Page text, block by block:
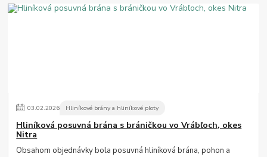
03.02.2026 Hliníkové brány a hliníkové ploty
Hliníková posuvná brána s bráničkou vo Vrábľoch, okes
Nitra
Obsahom objednávky bola posuvná hliníková brána, pohon a